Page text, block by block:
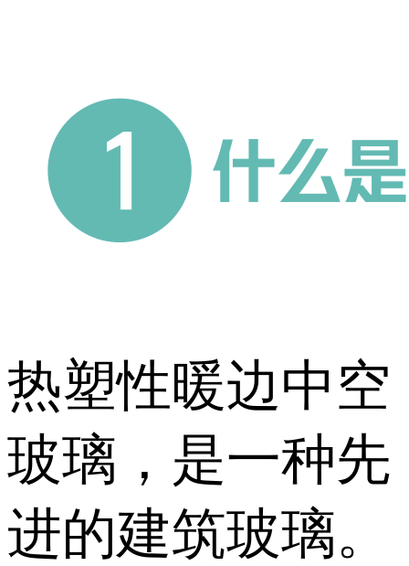
热塑性暖边中空
玻璃，是一种先
进的建筑玻璃。